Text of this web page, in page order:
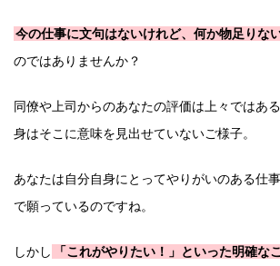
今の仕事に文句はないけれど、何か物足りな
のではありませんか？
同僚や上司からのあなたの評価は上々ではあ
身はそこに意味を見出せていないご様子。
あなたは自分自身にとってやりがいのある仕
で願っているのですね。
しかし
「これがやりたい！」といった明確な